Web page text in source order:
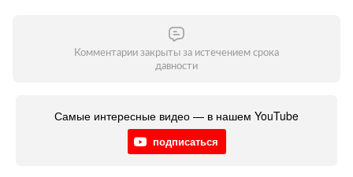
Комментарии закрыты за истечением срока
давности
Самые интересные видео — в нашем YouTube
подписаться